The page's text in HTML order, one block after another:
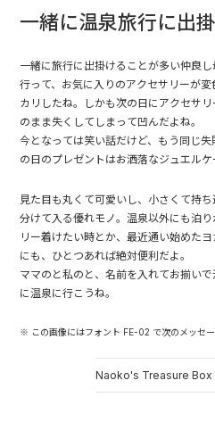
一緒に温泉旅行に出
一緒に旅行に出掛けることが多い仲良
行って、お気に入りのアクセサリーが
カリしたね。しかも次の日にアクセサ
のまま失くしてしまって凹んだよね。
今となっては笑い話だけど、もう同じ
の日のプレゼントはお洒落なジュエルケ
見た目も丸くて可愛いし、小さくて持
分けて入る優れモノ。温泉以外にも泊
リー着けたい時とか、最近通い始めた
にも、ひとつあれば絶対便利だよ。
ママのと私のと、名前を入れてお揃い
に温泉に行こうね。
※ この画像にはフォント FE-02 で次のメッセー
Naoko's Treasure Box